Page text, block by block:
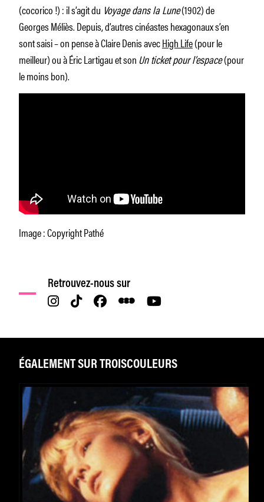
(cocorico !) : il s’agit du Voyage dans la Lune(1902) de
Georges Méliès. Depuis, d’autres cinéastes hexagonaux s’en
sont saisi – on pense à Claire Denis avecHigh Life(pour le
meilleur) ou à Éric Lartigau et sonUn ticket pour l’espace(pour
le moins bon).
Image : Copyright Pathé
Retrouvez-nous sur
ÉGALEMENT SUR TROISCOULEURS